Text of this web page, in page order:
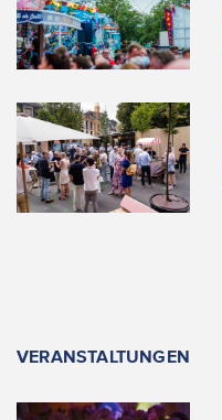
VERANSTALTUNGEN